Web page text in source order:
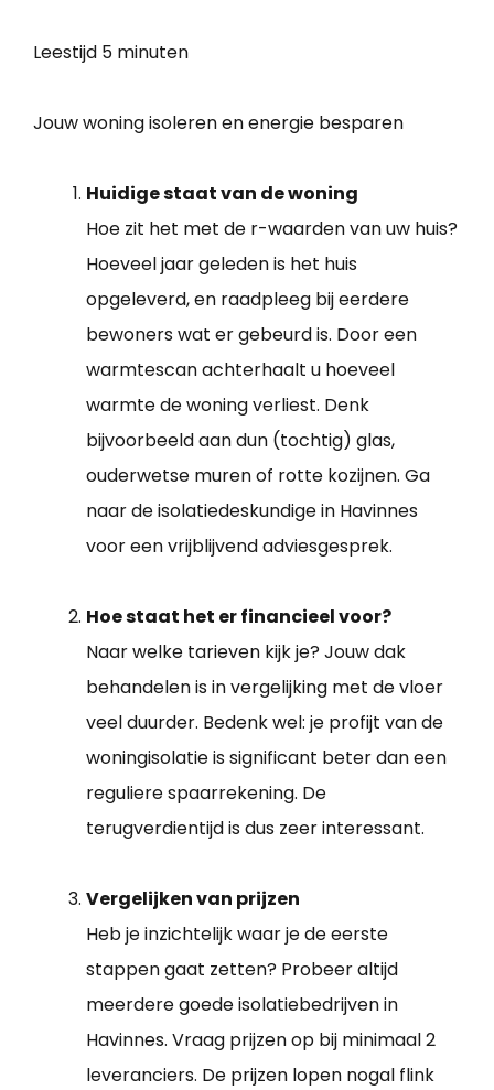
Leestijd 5 minuten
Jouw woning isoleren en energie besparen
Huidige staat van de woning
Hoe zit het met de r-waarden van uw huis?
Hoeveel jaar geleden is het huis
opgeleverd, en raadpleeg bij eerdere
bewoners wat er gebeurd is. Door een
warmtescan achterhaalt u hoeveel
warmte de woning verliest. Denk
bijvoorbeeld aan dun (tochtig) glas,
ouderwetse muren of rotte kozijnen. Ga
naar de isolatiedeskundige in Havinnes
voor een vrijblijvend adviesgesprek.
Hoe staat het er financieel voor?
Naar welke tarieven kijk je? Jouw dak
behandelen is in vergelijking met de vloer
veel duurder. Bedenk wel: je profijt van de
woningisolatie is significant beter dan een
reguliere spaarrekening. De
terugverdientijd is dus zeer interessant.
Vergelijken van prijzen
Heb je inzichtelijk waar je de eerste
stappen gaat zetten? Probeer altijd
meerdere goede isolatiebedrijven in
Havinnes. Vraag prijzen op bij minimaal 2
leveranciers. De prijzen lopen nogal flink